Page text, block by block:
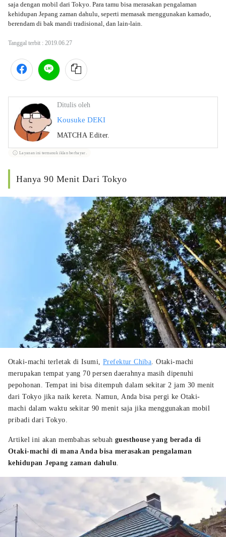
saja dengan mobil dari Tokyo. Para tamu bisa merasakan pengalaman
kehidupan Jepang zaman dahulu, seperti memasak menggunakan kamado,
berendam di bak mandi tradisional, dan lain-lain.
Tanggal terbit : 2019.06.27
Ditulis oleh
Kousuke DEKI
MATCHA Editer.
Layanan ini termasuk iklan berbayar.
Hanya 90 Menit Dari Tokyo
Otaki-machi terletak di Isumi,Prefektur Chiba. Otaki-machi
merupakan tempat yang 70 persen daerahnya masih dipenuhi
pepohonan. Tempat ini bisa ditempuh dalam sekitar 2 jam 30 menit
dari Tokyo jika naik kereta. Namun, Anda bisa pergi ke Otaki-
machi dalam waktu sekitar 90 menit saja jika menggunakan mobil
pribadi dari Tokyo.
Artikel ini akan membahas sebuah guesthouse yang berada di
Otaki-machi di mana Anda bisa merasakan pengalaman
kehidupan Jepang zaman dahulu.